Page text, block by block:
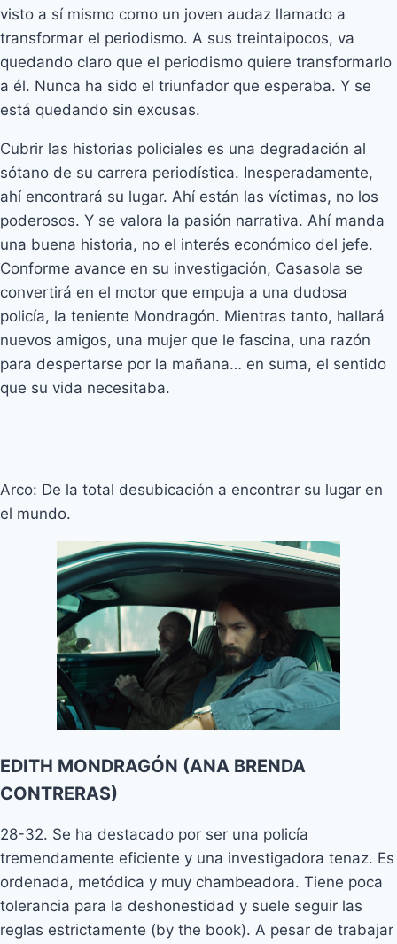
visto a sí mismo como un joven audaz llamado a
transformar el periodismo. A sus treintaipocos, va
quedando claro que el periodismo quiere transformarlo
a él. Nunca ha sido el triunfador que esperaba. Y se
está quedando sin excusas.
Cubrir las historias policiales es una degradación al
sótano de su carrera periodística. Inesperadamente,
ahí encontrará su lugar. Ahí están las víctimas, no los
poderosos. Y se valora la pasión narrativa. Ahí manda
una buena historia, no el interés económico del jefe.
Conforme avance en su investigación, Casasola se
convertirá en el motor que empuja a una dudosa
policía, la teniente Mondragón. Mientras tanto, hallará
nuevos amigos, una mujer que le fascina, una razón
para despertarse por la mañana… en suma, el sentido
que su vida necesitaba.
Arco: De la total desubicación a encontrar su lugar en
el mundo.
EDITH MONDRAGÓN (ANA BRENDA
CONTRERAS)
28-32. Se ha destacado por ser una policía
tremendamente eficiente y una investigadora tenaz. Es
ordenada, metódica y muy chambeadora. Tiene poca
tolerancia para la deshonestidad y suele seguir las
reglas estrictamente (by the book). A pesar de trabajar